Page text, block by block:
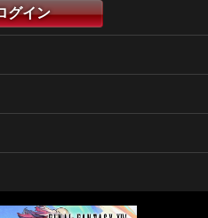
グイン